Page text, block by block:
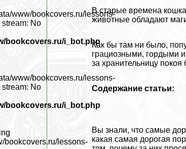
В старые времена
животные обладают
Как бы там ни было,
грациозными, гордыми
за хранительницу
Содержание статьи:
Вы знали, что самые
какая самая дорогая
www/bookcovers.ru/lessons-
No
bookcovers.ru/i_bot.php
www/bookcovers.ru/lessons-
No
bookcovers.ru/i_bot.php
bookcovers.ru/lessons-